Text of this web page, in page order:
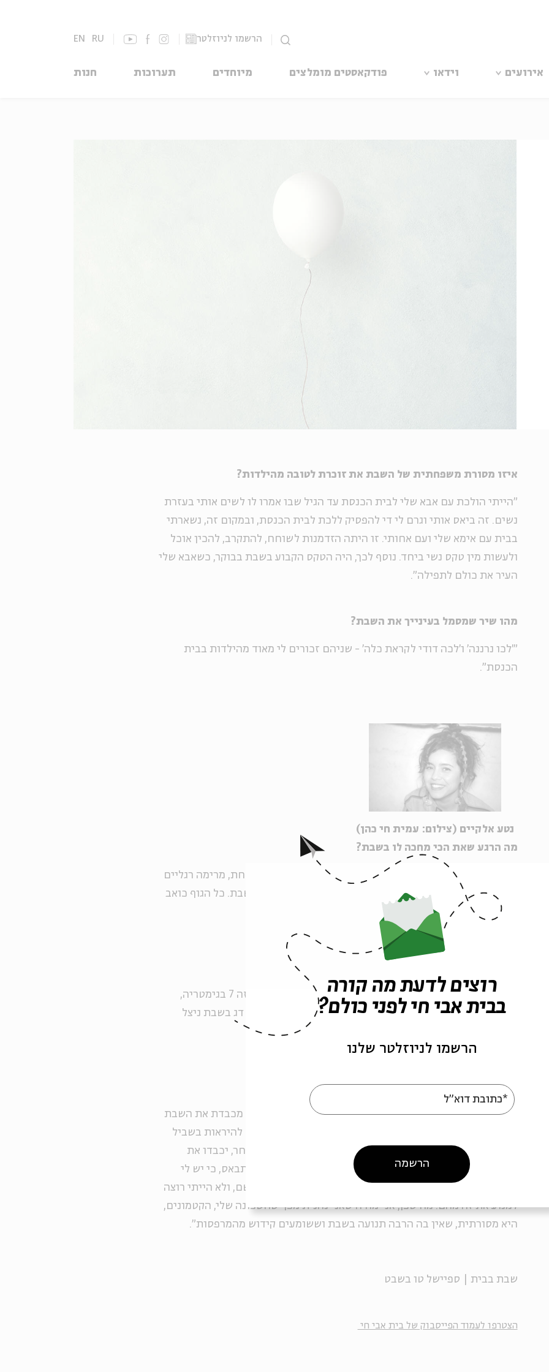
הרשמו לניוזלטר EN RU
אירועים וידאו פודקאסטים מומלצים מיוחדים תערוכות חנות
איזו מסורת משפחתית של השבת את זוכרת לטובה מהילדות?
"הייתי הולכת עם אבא שלי לבית הכנסת עד הגיל שבו אמרו לו לשים אותי בעזרת
נשים. זה ביאס אותי וגרם לי די להפסיק ללכת לבית הכנסת, ובמקום זה, נשארתי
בבית עם אימא שלי ועם אחותי. זו היתה הזדמנות לשוחח, להתקרב, להכין אוכל
ולעשות מין טקס נשי ביחד. נוסף לכך, היה הטקס הקבוע בשבת בבוקר, כשאבא שלי
העיר את כולם לתפילה".
מהו שיר שמסמל בעינייך את השבת?
"'לכו נרננה' ו'לכה דודי לקראת כלה' - שניהם זכורים לי מאוד מהילדות בבית
הכנסת".
נטע אלקיים (צילום: עמית חי כהן)
מה הרגע שאת הכי מחכה לו בשבת?
"כשהכול כבר על הפלטה, נרות השבת דולקים, אני אחרי המקלחת, מרימה רגליים
ומחכה שהתפילה תיגמר ושיהיה אפשר להתחיל את ארוחת השבת. כל הגוף כואב
מהטרחה במשך היום, אבל את יודעת שזה הולך להשתלם".
"אצלנו המרוקאים אומרים 'מי שאוכל דג ביום דג ניצל מדג'. דג זה 7 בגימטריה,
כלומר 7, כלומר שבת, וד"ג זה גם דין גיהנום, כלומר, מי שאוכל דג בשבת ניצל
מהו המקום שצריך לדעתך להיות לשבת במרחב הציבורי?
"שבת זה משהו שקשור לבית של כל אחד ואחד, למשפחות. אני מכבדת את השבת
של כל אחד, וקשה לי שמישהו מנסה להחליט איך השבת צריכה להיראות בשביל
כולם. חשוב לי שבמרחב הציבורי יכבדו אחד את השבת של האחר, יכבדו את
הורדת ההילוך של השבת, אבל בלי כפייה שתגרום לאנשים להתבאס, כי יש לי
חברים שעונג השבת שלהם זה לרדת עם אוטו למעיין ולטבול שם, ולא הייתי רוצה
למנוע את זה מהם. מה שכן, אני מודה שאני נהנית מכך שהשכונה שלי, הקטמונים,
היא מסורתית, שאין בה הרבה תנועה בשבת וששומעים קידוש מהמרפסות".
שבת בבית | ספיישל טו בשבט
הצטרפו לעמוד הפייסבוק של בית אבי חי
רוצים לדעת מה קורה
בבית אבי חי לפני כולם?
הרשמו לניוזלטר שלנו
*כתובת דוא"ל
הרשמה